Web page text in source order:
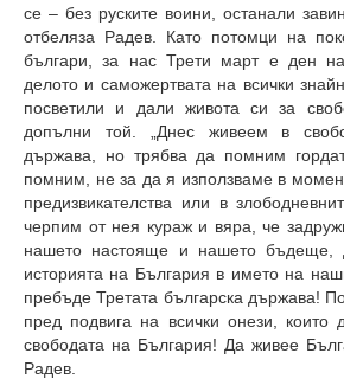
се – без руските воини, останали
отбеляза Радев. Като потомци на
българи, за нас Трети март е ден
делото и саможертвата на всички
посветили и дали живота си за
допълни той. „Днес живеем в
държава, но трябва да помним
помним, не за да я използваме в
предизвикателства или в
черпим от нея кураж и вяра, че
нашето настояще и нашето бъдеще,
историята на България в името на
пребъде Третата българска държава!
пред подвига на всички онези, които
свободата на България! Да живее
Радев.